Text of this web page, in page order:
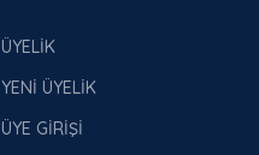
ÜYELİK
YENİ ÜYELİK
ÜYE GİRİŞİ